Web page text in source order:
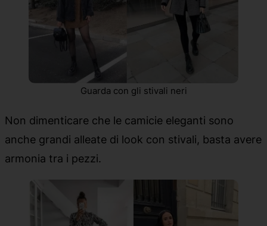
Guarda con gli stivali neri
Non dimenticare che le camicie eleganti sono
anche grandi alleate di look con stivali, basta avere
armonia tra i pezzi.